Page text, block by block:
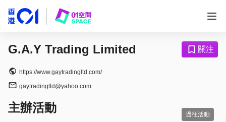
G.A.Y Trading Limited 關注
https://www.gaytradingltd.com/
gaytradingltd@yahoo.com
主辦活動 過往活動